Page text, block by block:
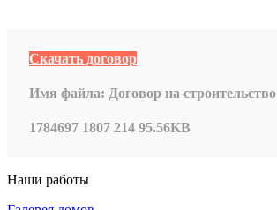
Скачать договор
Имя файла: Договор на строительство
1784697 1807 214 95.56KB
Наши работы